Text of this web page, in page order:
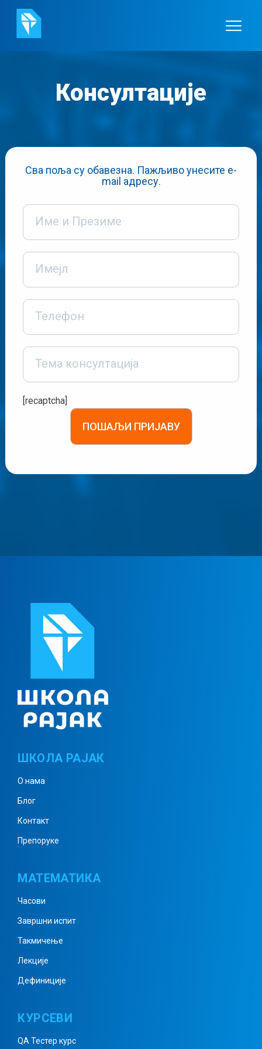
Консултације
Сва поља су обавезна. Пажљиво унесите e-
mail адресу.
[recaptcha]
ШКОЛА РАЈАК
О нама
Блог
Контакт
Препоруке
МАТЕМАТИКА
Часови
Завршни испит
Такмичење
Лекције
Дефиниције
КУРСЕВИ
QA Тестер курс